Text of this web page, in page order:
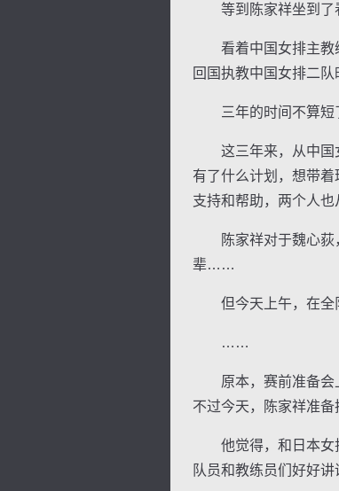
等到陈家祥坐到了看
看着中国女排主教练
回国执教中国女排二队
三年的时间不算短
这三年来，从中国女
有了什么计划，想带
支持和帮助，两个人也
陈家祥对于魏心荻，
辈……
但今天上午，在全队
……
原本，赛前准备会上
不过今天，陈家祥准备
他觉得，和日本女排
队员和教练员们好好